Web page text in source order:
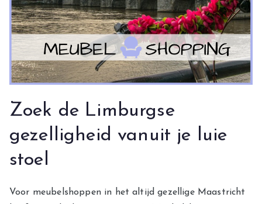
Zoek de Limburgse
gezelligheid vanuit je luie
stoel
Voor meubelshoppen in het altijd gezellige Maastricht